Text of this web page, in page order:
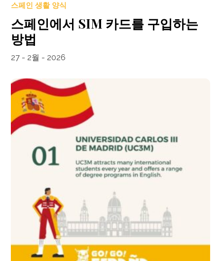
스페인 생활 양식
스페인에서 SIM 카드를 구입하는
방법
27 - 2월 - 2026